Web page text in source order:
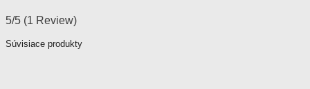
5/5 (1 Review)
Súvisiace produkty